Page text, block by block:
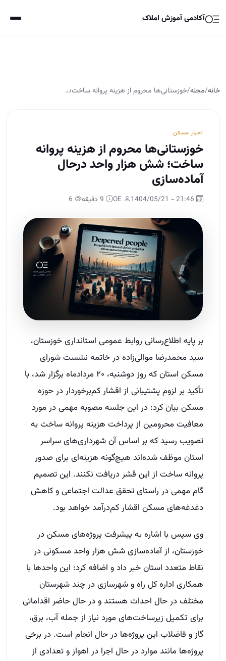
آکادمی آموزش املاک
خانه/مجله/خوزستانی‌ها محروم از هزینه پروانه ساخت؛…
اخبار مسکن
خوزستانی‌ها محروم از هزینه پروانه
ساخت؛ شش هزار واحد درحال
آماده‌سازی
بر پایه اطلاع‌رسانی روابط عمومی استانداری خوزستان،
سید محمدرضا موالی‌زاده در خاتمه نشست شورای
مسکن استان که روز دوشنبه، ۲۰ مردادماه برگزار شد، با
تأکید بر لزوم پشتیبانی از اقشار کم‌برخوردار در حوزه
مسکن بیان کرد: در این جلسه مصوبه مهمی در مورد
معافیت محرومین از پرداخت هزینه پروانه ساخت به
تصویب رسید که بر اساس آن شهرداری‌های سراسر
استان موظف شده‌اند هیچ‌گونه هزینه‌ای برای صدور
پروانه ساخت از این قشر دریافت نکنند. این تصمیم
گام مهمی در راستای تحقق عدالت اجتماعی و کاهش
دغدغه‌های مسکن اقشار کم‌درآمد خواهد بود.
وی سپس با اشاره به پیشرفت پروژه‌های مسکن در
خوزستان، از آماده‌سازی شش هزار واحد مسکونی در
نقاط متعدد استان خبر داد و اضافه کرد: این واحدها با
همکاری اداره کل راه و شهرسازی در چند شهرستان
مختلف در حال احداث هستند و در حال حاضر اقداماتی
برای تکمیل زیرساخت‌های مورد نیاز از جمله آب، برق،
گاز و فاضلاب این پروژه‌ها در حال انجام است. در برخی
پروژه‌ها مانند موارد در حال اجرا در اهواز و تعدادی از